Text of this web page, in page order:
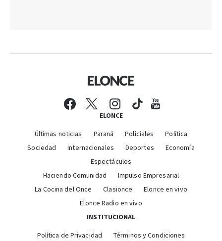
ELONCE
Últimas noticias Paraná Policiales
Política
Sociedad
Internacionales Deportes
Economía
Espectáculos
Haciendo Comunidad
Impulso Empresarial
La Cocina del Once
Clasionce
Elonce en vivo
Elonce Radio en vivo
INSTITUCIONAL
Política de Privacidad Términos y Condiciones